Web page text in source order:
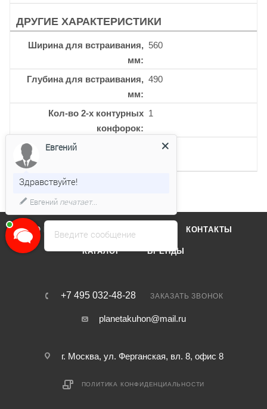
ДРУГИЕ ХАРАКТЕРИСТИКИ
Ширина для встраивания,
мм
560
Глубина для встраивания,
мм
490
Кол-во 2-х контурных
конфорок
1
Кол-во керамических
О КОМПАНИИ КОНТАКТЫ
КАТАЛОГ БРЕНДЫ
+7 495 032-48-28 ЗАКАЗАТЬ ЗВОНОК
planetakuhon@mail.ru
г. Москва, ул. Ферганская, вл. 8, офис 8
ПОЛИТИКА КОНФИДЕНЦИАЛЬНОСТИ
Введите сообщение
Евгений
Здравствуйте!
Евгенийпечатает...